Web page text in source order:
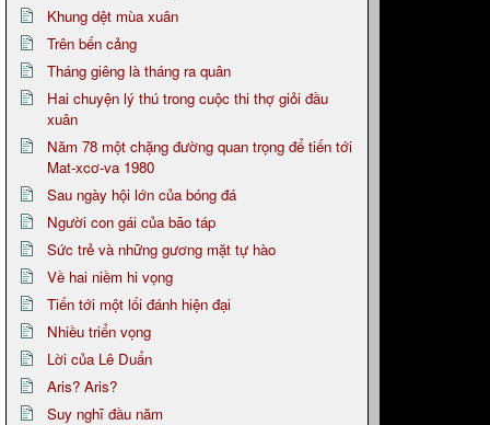
Khung dệt mùa xuân
Trên bến cảng
Tháng giêng là tháng ra quân
Hai chuyện lý thú trong cuộc thi thợ giỏi đầu
xuân
Năm 78 một chặng đường quan trọng để tiến tới
Mat-xcơ-va 1980
Sau ngày hội lớn của bóng đá
Người con gái của bão táp
Sức trẻ và những gương mặt tự hào
Về hai niềm hi vọng
Tiến tới một lối đánh hiện đại
Nhiều triển vọng
Lời của Lê Duẩn
Aris? Aris?
Suy nghĩ đầu năm